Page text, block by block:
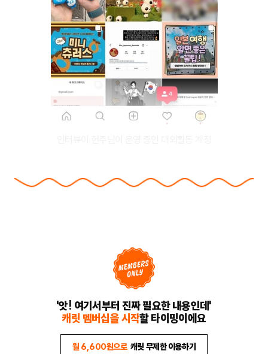
'앗! 여기서부터 진짜 필요한 내용인데'
캐릿 멤버십을 시작할 타이밍이에요
월 6,600원으로 캐릿 무제한 이용하기